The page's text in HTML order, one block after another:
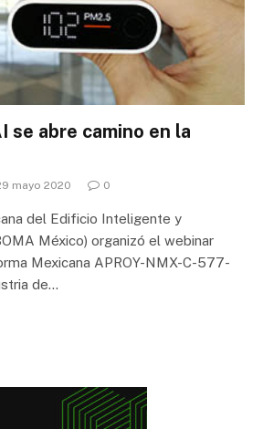
se abre camino en la
mayo 2020 0
del Edificio Inteligente y
México) organizó el webinar
Mexicana APROY-NMX-C-577-
de…